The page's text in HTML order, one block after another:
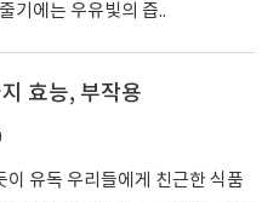
기에는 우유빛의 즙..
효능, 부작용
유독 우리들에게 친근한 식품